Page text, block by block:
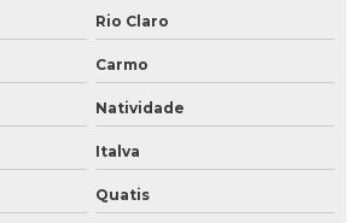
Rio Claro
Carmo
Natividade
Italva
Quatis